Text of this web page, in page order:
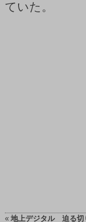
ていた。
« 地上デジタル 迫る